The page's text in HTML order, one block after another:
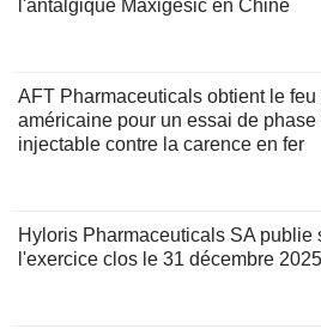
l'antalgique Maxigesic en Chine
AFT Pharmaceuticals obtient le feu
américaine pour un essai de
injectable contre la carence en fer
Hyloris Pharmaceuticals SA publie
l'exercice clos le 31 décembre 2025